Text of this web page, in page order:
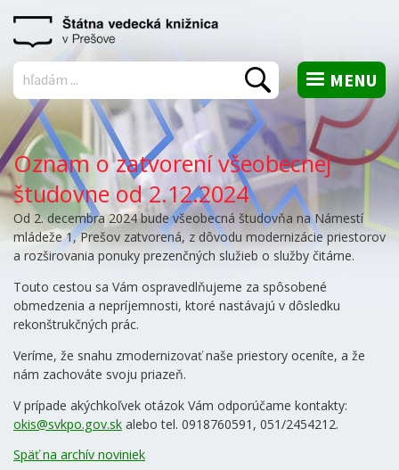
MENU
Vyhľadať
Oznam o zatvorení všeobecnej
študovne od 2.12.2024
Od 2. decembra 2024 bude všeobecná študovňa na Námestí
mládeže 1, Prešov zatvorená, z dôvodu modernizácie priestorov
a rozširovania ponuky prezenčných služieb o služby čitárne.
Touto cestou sa Vám ospravedlňujeme za spôsobené
obmedzenia a nepríjemnosti, ktoré nastávajú v dôsledku
rekonštrukčných prác.
Veríme, že snahu zmodernizovať naše priestory oceníte, a že
nám zachováte svoju priazeň.
V prípade akýchkoľvek otázok Vám odporúčame kontakty:
okis@svkpo.gov.sk alebo tel. 0918760591 , 051/2454212.
Späť na archív noviniek